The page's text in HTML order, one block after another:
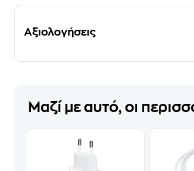
Αξιολογήσεις
Μαζί με αυτό, οι